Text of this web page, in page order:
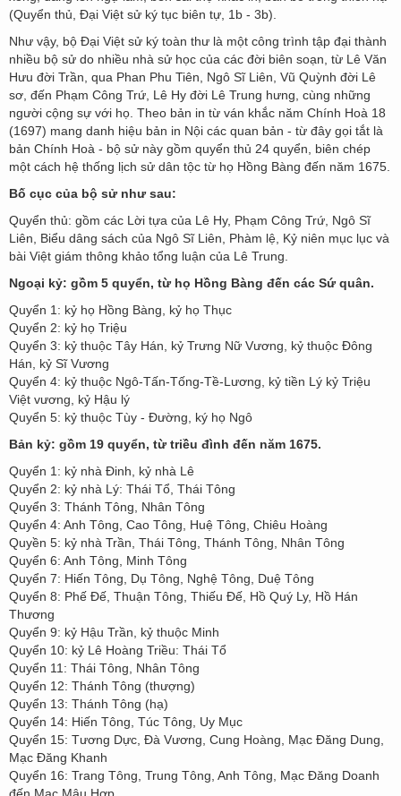
(Quyển thủ, Đại Việt sử ký tục biên tự, 1b - 3b).
Như vậy, bộ Đại Việt sử ký toàn thư là một công trình tập đại thành
nhiều bộ sử do nhiều nhà sử học của các đời biên soạn, từ Lê Văn
Hưu đời Trần, qua Phan Phu Tiên, Ngô Sĩ Liên, Vũ Quỳnh đời Lê
sơ, đến Phạm Công Trứ, Lê Hy đời Lê Trung hưng, cùng những
người cộng sự với họ. Theo bản in từ ván khắc năm Chính Hoà 18
(1697) mang danh hiệu bản in Nội các quan bản - từ đây gọi tắt là
bản Chính Hoà - bộ sử này gồm quyển thủ 24 quyển, biên chép
một cách hệ thống lịch sử dân tộc từ họ Hồng Bàng đến năm 1675.
Bố cục của bộ sử như sau:
Quyển thủ: gồm các Lời tựa của Lê Hy, Phạm Công Trứ, Ngô Sĩ
Liên, Biểu dâng sách của Ngô Sĩ Liên, Phàm lệ, Kỷ niên mục lục và
bài Việt giám thông khảo tổng luận của Lê Trung.
Ngoại kỷ: gồm 5 quyển, từ họ Hồng Bàng đến các Sứ quân.
Quyển 1: kỷ họ Hồng Bàng, kỷ họ Thục
Quyển 2: kỷ họ Triệu
Quyển 3: kỷ thuộc Tây Hán, kỷ Trưng Nữ Vương, kỷ thuộc Đông
Hán, kỷ Sĩ Vương
Quyển 4: kỷ thuộc Ngô-Tấn-Tống-Tề-Lương, kỷ tiền Lý kỷ Triệu
Việt vương, kỷ Hậu lý
Quyển 5: kỷ thuộc Tùy - Đường, ký họ Ngô
Bản kỷ: gồm 19 quyển, từ triều đình đến năm 1675.
Quyển 1: kỷ nhà Đinh, kỷ nhà Lê
Quyển 2: kỷ nhà Lý: Thái Tổ, Thái Tông
Quyển 3: Thánh Tông, Nhân Tông
Quyển 4: Anh Tông, Cao Tông, Huệ Tông, Chiêu Hoàng
Quyền 5: kỷ nhà Trần, Thái Tông, Thánh Tông, Nhân Tông
Quyển 6: Anh Tông, Minh Tông
Quyển 7: Hiến Tông, Dụ Tông, Nghệ Tông, Duệ Tông
Quyển 8: Phế Đế, Thuận Tông, Thiếu Đế, Hồ Quý Ly, Hồ Hán
Thương
Quyển 9: kỷ Hậu Trần, kỷ thuộc Minh
Quyển 10: kỷ Lê Hoàng Triều: Thái Tổ
Quyển 11: Thái Tông, Nhân Tông
Quyển 12: Thánh Tông (thượng)
Quyển 13: Thánh Tông (hạ)
Quyển 14: Hiến Tông, Túc Tông, Uy Mục
Quyển 15: Tương Dực, Đà Vương, Cung Hoàng, Mạc Đăng Dung,
Mạc Đăng Khanh
Quyển 16: Trang Tông, Trung Tông, Anh Tông, Mạc Đăng Doanh